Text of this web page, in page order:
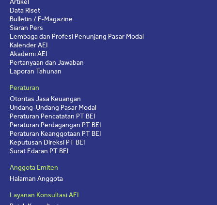
Artikel
Data Riset
Bulletin / E-Magazine
Siaran Pers
Lembaga dan Profesi Penunjang Pasar Modal
Kalender AEI
Akademi AEI
Pertanyaan dan Jawaban
Laporan Tahunan
Peraturan
Otoritas Jasa Keuangan
Undang-Undang Pasar Modal
Peraturan Pencatatan PT BEI
Peraturan Perdagangan PT BEI
Peraturan Keanggotaan PT BEI
Keputusan Direksi PT BEI
Surat Edaran PT BEI
Anggota Emiten
Halaman Anggota
Layanan Konsultasi AEI